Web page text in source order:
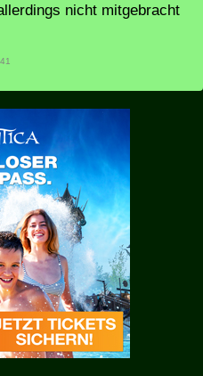
nicht mitgebracht